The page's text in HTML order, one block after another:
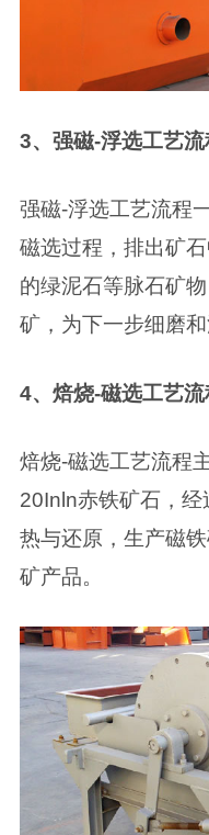
3、强磁-浮选工艺流
强磁-浮选工艺流程
磁选过程，排出矿
的绿泥石等脉石矿
矿，为下一步细磨
4、焙烧-磁选工艺流
焙烧-磁选工艺流程
20Inln赤铁矿石，
热与还原，生产磁
矿产品。